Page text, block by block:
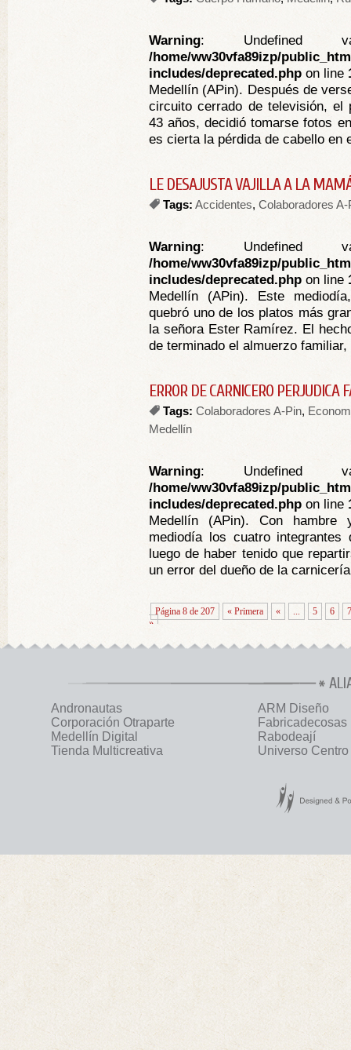
Warning: Undefined
/home/ww30vfa89izp/
includes/deprecated.php on line
Medellín (APin). Después de
circuito cerrado de televisión, el
43 años, decidió tomarse fotos
es cierta la pérdida de cabello en
LE DESAJUSTA VAJILLA A LA
Tags: Accidentes, Colaboradores A-
Warning: Undefined
/home/ww30vfa89izp/
includes/deprecated.php on line
Medellín (APin). Este
quebró uno de los platos más
la señora Ester Ramírez. El
de terminado el almuerzo
ERROR DE CARNICERO PERJUDICA
Tags: Colaboradores A-Pin,
Medellín
Warning: Undefined
/home/ww30vfa89izp/
includes/deprecated.php on line
Medellín (APin). Con hambre
mediodía los cuatro
luego de haber tenido que
un error del dueño de la
Página 8 de 207 « Primera « ... 5 6
7
»
Andronautas
ARM Diseño
Corporación Otraparte
Fabricadecosas
Medellín Digital
Rabodeají
Tienda Multicreativa
Universo Centro